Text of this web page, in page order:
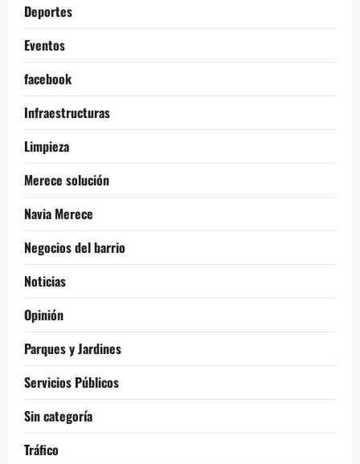
Deportes
Eventos
facebook
Infraestructuras
Limpieza
Merece solución
Navia Merece
Negocios del barrio
Noticias
Opinión
Parques y Jardines
Servicios Públicos
Sin categoría
Tráfico